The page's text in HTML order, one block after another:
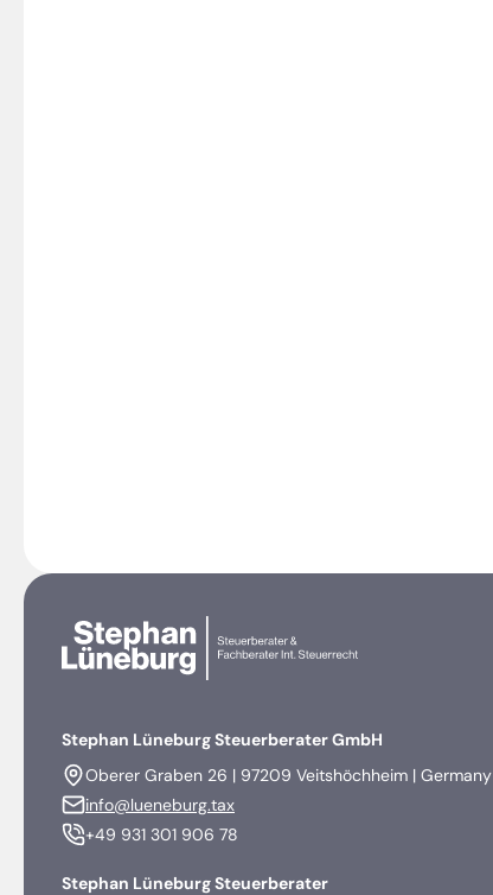
Stephan Lüneburg Steuerberater GmbH
Oberer Graben 26 | 97209 Veitshöchheim | Germany
info@lueneburg.tax
+49 931 301 906 78
Stephan Lüneburg Steuerberater